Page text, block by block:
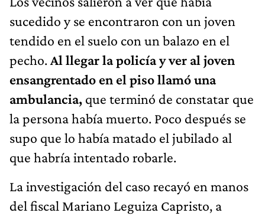
sucedido y se encontraron con un joven
tendido en el suelo con un balazo en el
pecho.Al llegar la policía y ver al joven
ensangrentado en el piso llamó una
ambulancia, que terminó de constatar que
la persona había muerto. Poco después se
supo que lo había matado el jubilado al
que habría intentado robarle.
La investigación del caso recayó en manos
del fiscal Mariano Leguiza Capristo, a